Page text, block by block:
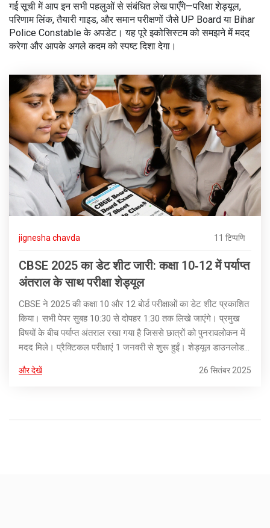
गई सूची में आप इन सभी पहलुओं से संबंधित लेख पाएँगे—परिक्षा शेड्यूल,
परिणाम लिंक, तैयारी गाइड, और समान परीक्षणों जैसे UP Board या Bihar
Police Constable के अपडेट। यह पूरे इकोसिस्टम को समझने में मदद
करेगा और आपके अगले कदम को स्पष्ट दिशा देगा।
jignesha chavda 11 टिप्पणि
CBSE 2025 का डेट शीट जारी: कक्षा 10‑12 में पर्याप्त
अंतराल के साथ परीक्षा शेड्यूल
CBSE ने 2025 की कक्षा 10 और 12 बोर्ड परीक्षाओं का डेट शीट प्रकाशित
किया। सभी पेपर सुबह 10:30 से दोपहर 1:30 तक लिखे जाएंगे। प्रमुख
विषयों के बीच पर्याप्त अंतराल रखा गया है जिससे छात्रों को पुनरावलोकन में
मदद मिले। प्रैक्टिकल परीक्षाएं 1 जनवरी से शुरू हुईं। शेड्यूल डाउनलोड
और देखें 26 सितंबर 2025